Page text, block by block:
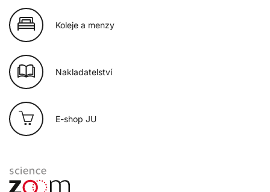
Koleje a menzy
Nakladatelství
E-shop JU